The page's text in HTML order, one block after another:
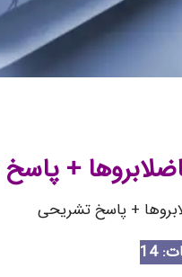
+
+ پاسخ تشریحی
14